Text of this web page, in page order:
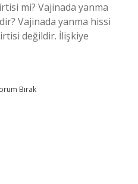
mi? Vajinada yanma
Vajinada yanma hissi
değildir. İlişkiye
Bırak